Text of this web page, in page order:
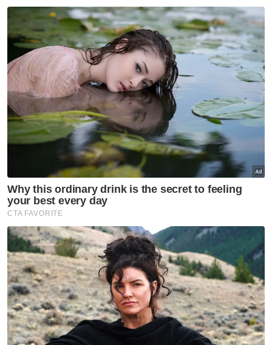
Kumpulan F Pusingan Ketiga Kelayakan Piala
Asia 2027 menentang Nepal di Stadium
Sultan Ibrahim, Iskandar Puteri, pada Selasa
depan.
Muat turun aplikasi Sinar Harian.Klik di sini!
Harimau Malaya
Sukan
Bola Sepak
Artikel Disyorkan